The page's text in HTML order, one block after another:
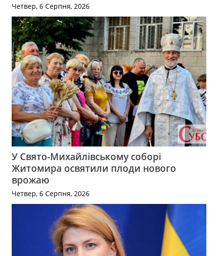
Четвер, 6 Серпня, 2026
У Свято-Михайлівському соборі
Житомира освятили плоди нового
врожаю
Четвер, 6 Серпня, 2026